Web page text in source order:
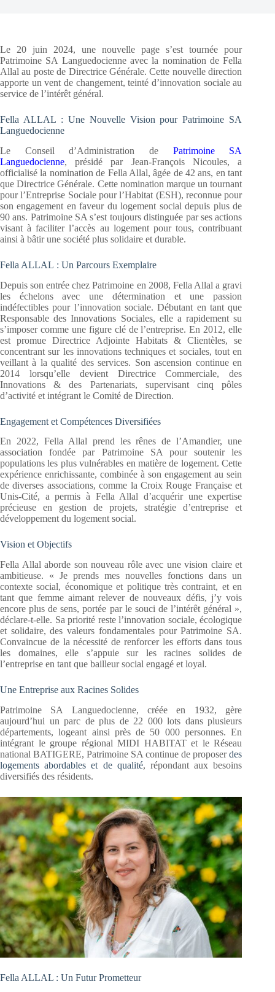
Le 20 juin 2024, une nouvelle page s’est tournée pour
Patrimoine SA Languedocienne avec la nomination de Fella
Allal au poste de Directrice Générale. Cette nouvelle direction
apporte un vent de changement, teinté d’innovation sociale au
service de l’intérêt général.
Fella ALLAL : Une Nouvelle Vision pour Patrimoine SA
Languedocienne
Le Conseil d’Administration de Patrimoine SA
Languedocienne, présidé par Jean-François Nicoules, a
officialisé la nomination de Fella Allal, âgée de 42 ans, en tant
que Directrice Générale. Cette nomination marque un tournant
pour l’Entreprise Sociale pour l’Habitat (ESH), reconnue pour
son engagement en faveur du logement social depuis plus de
90 ans. Patrimoine SA s’est toujours distinguée par ses actions
visant à faciliter l’accès au logement pour tous, contribuant
ainsi à bâtir une société plus solidaire et durable.
Fella ALLAL : Un Parcours Exemplaire
Depuis son entrée chez Patrimoine en 2008, Fella Allal a gravi
les échelons avec une détermination et une passion
indéfectibles pour l’innovation sociale. Débutant en tant que
Responsable des Innovations Sociales, elle a rapidement su
s’imposer comme une figure clé de l’entreprise. En 2012, elle
est promue Directrice Adjointe Habitats & Clientèles, se
concentrant sur les innovations techniques et sociales, tout en
veillant à la qualité des services. Son ascension continue en
2014 lorsqu’elle devient Directrice Commerciale, des
Innovations & des Partenariats, supervisant cinq pôles
d’activité et intégrant le Comité de Direction.
Engagement et Compétences Diversifiées
En 2022, Fella Allal prend les rênes de l’Amandier, une
association fondée par Patrimoine SA pour soutenir les
populations les plus vulnérables en matière de logement. Cette
expérience enrichissante, combinée à son engagement au sein
de diverses associations, comme la Croix Rouge Française et
Unis-Cité, a permis à Fella Allal d’acquérir une expertise
précieuse en gestion de projets, stratégie d’entreprise et
développement du logement social.
Vision et Objectifs
Fella Allal aborde son nouveau rôle avec une vision claire et
ambitieuse. « Je prends mes nouvelles fonctions dans un
contexte social, économique et politique très contraint, et en
tant que femme aimant relever de nouveaux défis, j’y vois
encore plus de sens, portée par le souci de l’intérêt général »,
déclare-t-elle. Sa priorité reste l’innovation sociale, écologique
et solidaire, des valeurs fondamentales pour Patrimoine SA.
Convaincue de la nécessité de renforcer les efforts dans tous
les domaines, elle s’appuie sur les racines solides de
l’entreprise en tant que bailleur social engagé et loyal.
Une Entreprise aux Racines Solides
Patrimoine SA Languedocienne, créée en 1932, gère
aujourd’hui un parc de plus de 22 000 lots dans plusieurs
départements, logeant ainsi près de 50 000 personnes. En
intégrant le groupe régional MIDI HABITAT et le Réseau
national BATIGERE, Patrimoine SA continue de proposerdes
logements abordables et de qualité, répondant aux besoins
diversifiés des résidents.
Fella ALLAL : Un Futur Prometteur